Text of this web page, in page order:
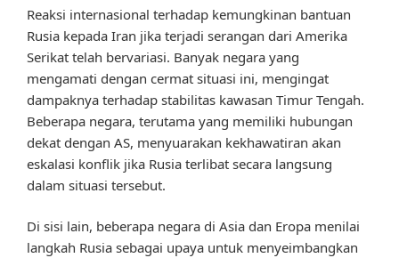
Reaksi internasional terhadap kemungkinan bantuan
Rusia kepada Iran jika terjadi serangan dari Amerika
Serikat telah bervariasi. Banyak negara yang
mengamati dengan cermat situasi ini, mengingat
dampaknya terhadap stabilitas kawasan Timur Tengah.
Beberapa negara, terutama yang memiliki hubungan
dekat dengan AS, menyuarakan kekhawatiran akan
eskalasi konflik jika Rusia terlibat secara langsung
dalam situasi tersebut.
Di sisi lain, beberapa negara di Asia dan Eropa menilai
langkah Rusia sebagai upaya untuk menyeimbangkan